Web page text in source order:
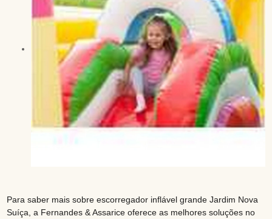
Para saber mais sobre escorregador inflável grande Jardim Nova
Suíça, a Fernandes & Assarice oferece as melhores soluções no